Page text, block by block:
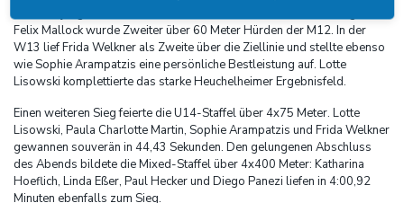
Felix Mallock wurde Zweiter über 60 Meter Hürden der M12. In der
W13 lief Frida Welkner als Zweite über die Ziellinie und stellte ebenso
wie Sophie Arampatzis eine persönliche Bestleistung auf. Lotte
Lisowski komplettierte das starke Heuchelheimer Ergebnisfeld.
Einen weiteren Sieg feierte die U14-Staffel über 4x75 Meter. Lotte
Lisowski, Paula Charlotte Martin, Sophie Arampatzis und Frida Welkner
gewannen souverän in 44,43 Sekunden. Den gelungenen Abschluss
des Abends bildete die Mixed-Staffel über 4x400 Meter: Katharina
Hoeflich, Linda Eßer, Paul Hecker und Diego Panezi liefen in 4:00,92
Minuten ebenfalls zum Sieg.